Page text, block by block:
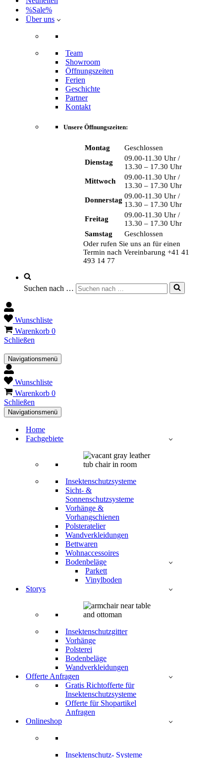
%Sale%
Über uns
Team
Showroom
Öffnungszeiten
Ferien
Geschichte
Partner
Kontakt
Unsere Öffnungszeiten:
Montag
Geschlossen
Dienstag
09.00-11.30 Uhr /
13.30 – 17.30 Uhr
Mittwoch
09.00-11.30 Uhr /
13.30 – 17.30 Uhr
Donnerstag 09.00-11.30 Uhr /
13.30 – 17.30 Uhr
Freitag
09.00-11.30 Uhr /
13.30 – 17.30 Uhr
Samstag
Geschlossen
Oder rufen Sie uns an für einen
Termin nach Vereinbarung +41 41
493 14 77
Suchen nach …
Wunschliste
Warenkorb 0
Schließen
Navigationsmenü
Wunschliste
Warenkorb 0
Schließen
Navigationsmenü
Home
Fachgebiete
Insektenschutzsysteme
Sicht- &
Sonnenschutzsysteme
Vorhänge &
Vorhangschienen
Polsteratelier
Wandverkleidungen
Bettwaren
Wohnaccessoires
Bodenbeläge
Parkett
Vinylboden
Storys
Insektenschutzgitter
Vorhänge
Polsterei
Bodenbeläge
Wandverkleidungen
Offerte Anfragen
Gratis Richtofferte für
Insektenschutzsysteme
Offerte für Shopartikel
Anfragen
Onlineshop
Insektenschutz- Systeme